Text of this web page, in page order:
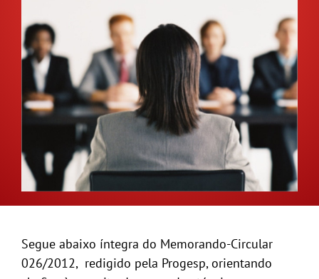
DOCUMENTOS
GALERIA
Segue abaixo íntegra do Memorando-Circular
026/2012, redigido pela Progesp, orientando